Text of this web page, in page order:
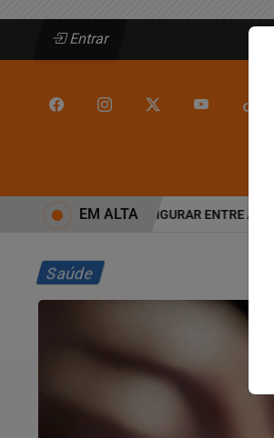
Entrar
JEQUIÉ DEIXA DE FIGURAR ENTRE AS CINCO
EM ALTA
Saúde